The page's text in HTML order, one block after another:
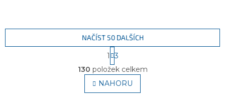
O
v
l
á
NAČÍST 50 DALŠÍCH
S
t
r
á
n
k
1
3
130 položek celkem
NAHORU